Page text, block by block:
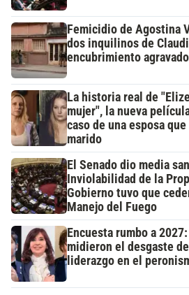
Femicidio de Agostina
dos inquilinos de
encubrimiento agravado
La historia real de
mujer", la nueva
caso de una esposa
marido
El Senado dio media
Inviolabilidad de la
Gobierno tuvo que
Manejo del Fuego
Encuesta rumbo a
midieron el desgaste
liderazgo en el